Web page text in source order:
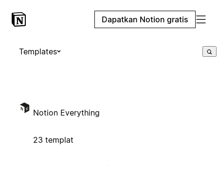
Dapatkan Notion gratis
Templates
Notion Everything
23 templat